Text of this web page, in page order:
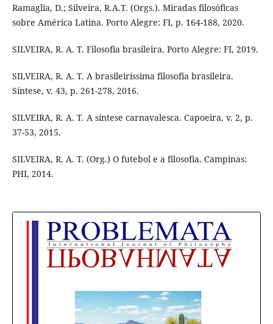
Ramaglia, D.; Silveira, R.A.T. (Orgs.). Miradas filosóficas
sobre América Latina. Porto Alegre: FI, p. 164-188, 2020.
SILVEIRA, R. A. T. Filosofia brasileira. Porto Alegre: FI, 2019.
SILVEIRA, R. A. T. A brasileiríssima filosofia brasileira.
Síntese, v. 43, p. 261-278, 2016.
SILVEIRA, R. A. T. A síntese carnavalesca. Capoeira, v. 2, p.
37-53, 2015.
SILVEIRA, R. A. T. (Org.) O futebol e a filosofia. Campinas:
PHI, 2014.